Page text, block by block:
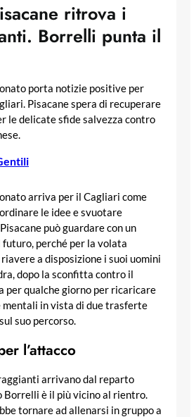
ritrova i
Borrelli punta il
porta notizie positive per
Pisacane spera di recuperare
le delicate sfide salvezza contro
arriva per il Cagliari come
le idee e svuotare
può guardare con un
perché per la volata
a disposizione i suoi uomini
dopo la sconfitta contro il
per qualche giorno per ricaricare
mentali in vista di due trasferte
suo percorso.
l’attacco
arrivano dal reparto
Borrelli è il più vicino al rientro.
tornare ad allenarsi in gruppo a